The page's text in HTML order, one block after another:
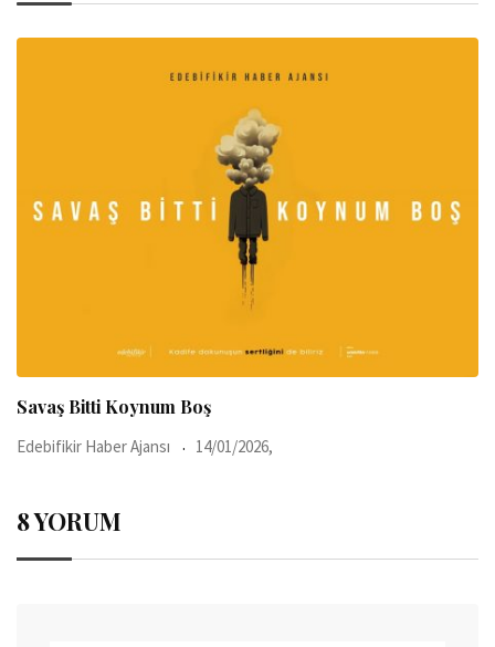
Savaş Bitti Koynum Boş
Edebifikir Haber Ajansı 14/01/2026,
8 YORUM